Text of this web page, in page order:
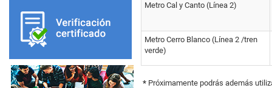
Metro Cal y Canto (Línea 2)
Metro Cerro Blanco (Línea 2 /tren
verde)
* Próximamente podrás además